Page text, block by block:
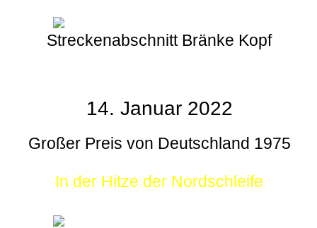
Streckenabschnitt Bränke Kopf
14. Januar 2022
Großer Preis von Deutschland 1975
In der Hitze der Nordschleife